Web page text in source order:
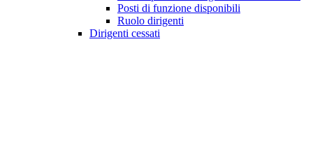
Posti di funzione disponibili
Ruolo dirigenti
Dirigenti cessati